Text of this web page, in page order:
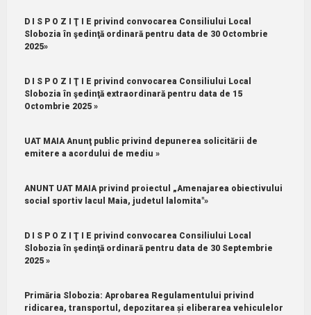
D I S P O Z I Ţ I E privind convocarea Consiliului Local
Slobozia în şedinţă ordinară pentru data de 30 Octombrie
2025»
D I S P O Z I Ţ I E privind convocarea Consiliului Local
Slobozia în şedinţă extraordinară pentru data de 15
Octombrie 2025 »
UAT MAIA Anunţ public privind depunerea solicitării de
emitere a acordului de mediu »
ANUNT UAT MAIA privind proiectul „Amenajarea obiectivului
social sportiv lacul Maia, judetul lalomita"»
D I S P O Z I Ţ I E privind convocarea Consiliului Local
Slobozia în şedinţă ordinară pentru data de 30 Septembrie
2025 »
Primăria Slobozia: Aprobarea Regulamentului privind
ridicarea, transportul, depozitarea și eliberarea vehiculelor